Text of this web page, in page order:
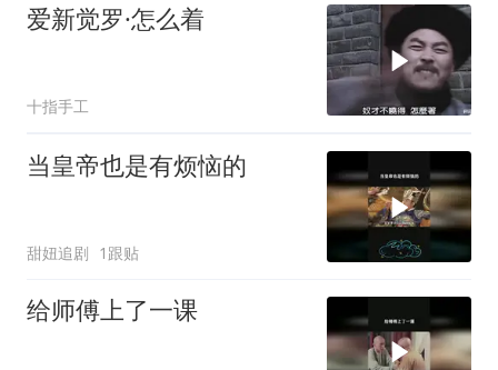
爱新觉罗·怎么着
十指手工
当皇帝也是有烦恼的
甜妞追剧 1跟贴
给师傅上了一课